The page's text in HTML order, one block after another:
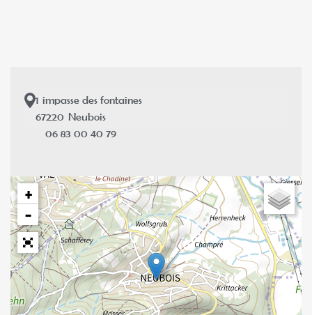
1 impasse des fontaines
67220 Neubois
06 83 00 40 79
+
−